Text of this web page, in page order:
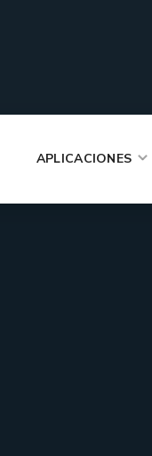
APLICACIONES